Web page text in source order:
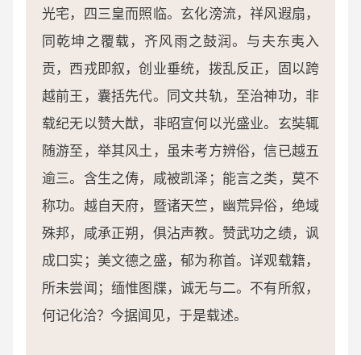
光宅，四三皇而照临。玄化滂流，祥风遐扇，
同乾坤之覆载，齐风雨之鼓润。与夫东夷入
贡，西戎即叙，创业垂统，拨乱反正，固以跨
越前王，囊括先代。同文共轨，至治神功，非
载纪无以赞大猷，非昭宣何以光盛业。玄奘辄
随游至，举其风土，虽未考方辨俗，信已越五
逾三。含生之俦，咸被凯泽；能言之类，莫不
称功。越自天府，暨诸天竺，幽荒异俗，绝域
殊邦，咸承正朔，俱沾声教。赞武功之绩，讽
成口实；美文德之盛，郁为称首。详观载籍，
所未尝闻；缅惟图牒，诚无与二。不有所叙，
何记化洽？今据闻见，于是载述。